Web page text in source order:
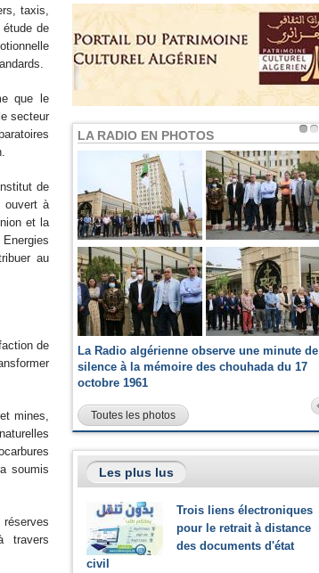
taxis,
de
que le
secteur
de
ouvert à
et la
au
de
mines,
soumis
réserves
travers
LA RADIO EN PHOTOS
La Radio algérienne observe une minute de
silence à la mémoire des chouhada du 17
octobre 1961
Toutes les photos
Les plus lus
Trois liens électroniques
pour le retrait à distance
des documents d'état
civil